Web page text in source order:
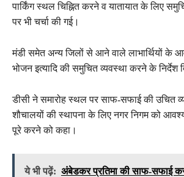
पार्किंग स्थल चिह्नित करने व यातायात के लिए
पर भी चर्चा की गई।
मंडी समेत अन्य जिलों से आने वाले लाभार्थियों के
भोजन इत्यादि की समुचित व्यवस्था करने के निर्देश
डीसी ने समारोह स्थल पर साफ-सफाई की उचित
शौचालयों की स्थापना के लिए नगर निगम को
पूरे करने को कहा।
ये भी पढ़ें: अंबेडकर प्रतिमा की साफ-सफाई